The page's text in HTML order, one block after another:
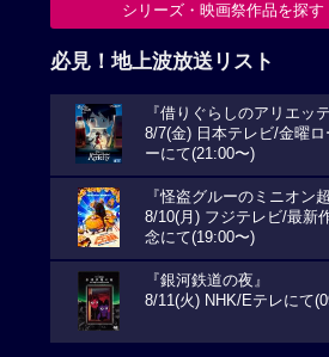
シリーズ・映画祭作品を探す
必見！地上波放送リスト
『借りぐらしのアリエッテ
8/7(金) 日本テレビ/金曜ロ
ーにて(21:00〜)
『怪盗グルーのミニオン
8/10(月) フジテレビ/最新
念にて(19:00〜)
『銀河鉄道の夜』
8/11(火) NHK/Eテレにて